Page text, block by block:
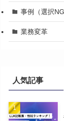
事例（選択NG
業務変革
人気記事